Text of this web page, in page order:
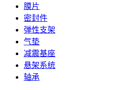
膜片
密封件
弹性支架
气垫
减震基座
悬架系统
轴承